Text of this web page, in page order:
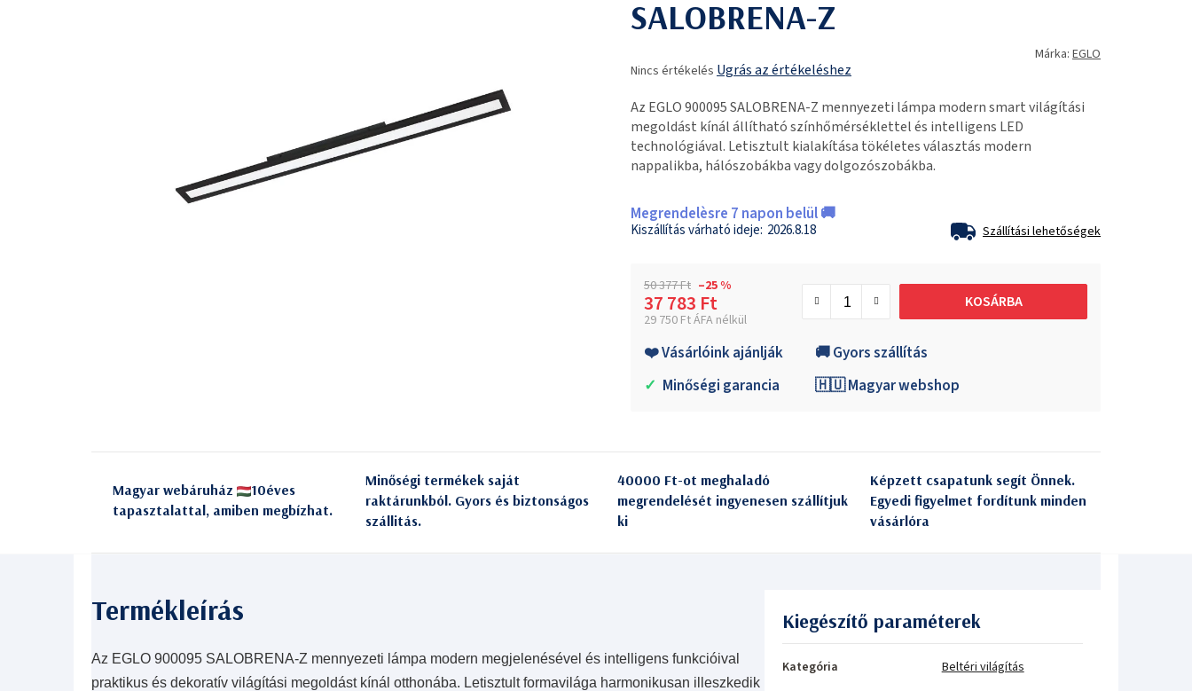
SALOBRENA-Z
termék
értékelése
5-
ből
0,0
Nincs értékelés Ugrás az értékeléshez
Márka: EGLO
Az EGLO 900095 SALOBRENA-Z mennyezeti lámpa modern smart világítási
megoldást kínál állítható színhőmérséklettel és intelligens LED
technológiával. Letisztult kialakítása tökéletes választás modern
nappalikba, hálószobákba vagy dolgozószobákba.
Megrendelèsre 7 napon belül 🚚
2026.8.18 Szállítási lehetőségek
50 377 Ft –25 %
37 783 Ft
29 750 Ft ÁFA nélkül
KOSÁRBA
❤️ Vásárlóink ajánlják
🚚 Gyors szállítás
✓ Minőségi garancia 🇭🇺 Magyar webshop
Magyar webáruház
10éves
tapasztalattal, amiben megbízhat.
Minőségi termékek saját
raktárunkból. Gyors és biztonságos
szállitás.
40000 Ft-ot meghaladó
megrendelését ingyenesen szállítjuk
ki
Képzett csapatunk segít Önnek.
Egyedi figyelmet fordítunk minden
vásárlóra
Az EGLO 900095 SALOBRENA-Z mennyezeti lámpa modern megjelenésével és intelligens funkcióival
praktikus és dekoratív világítási megoldást kínál otthonába. Letisztult formavilága harmonikusan illeszkedik
Kiegészítő paraméterek
Kategória Beltéri világítás